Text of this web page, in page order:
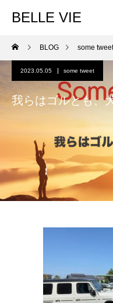
BELLE VIE
BLOG some tweet
2023.05.05 some tweet
我らはゴルとも、